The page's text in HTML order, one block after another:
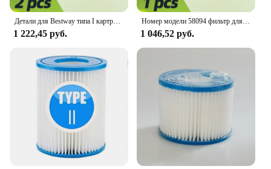
Детали для Bestway типа I картридж для фильтра бассейна 58093 фильтр для 300/330 Гал/ч фильтр для летних волн над землей насос для бассейна
1 222,45 руб.
Номер модели 58094 фильтр для бассейна для Bestway картриджа II 42012 FD2137 58012 для Lay Z Spa Фильтр-насос
1 046,52 руб.